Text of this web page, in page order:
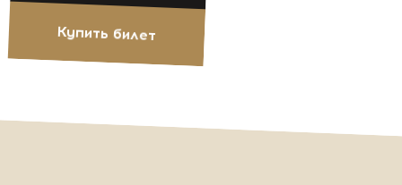
Купить билет